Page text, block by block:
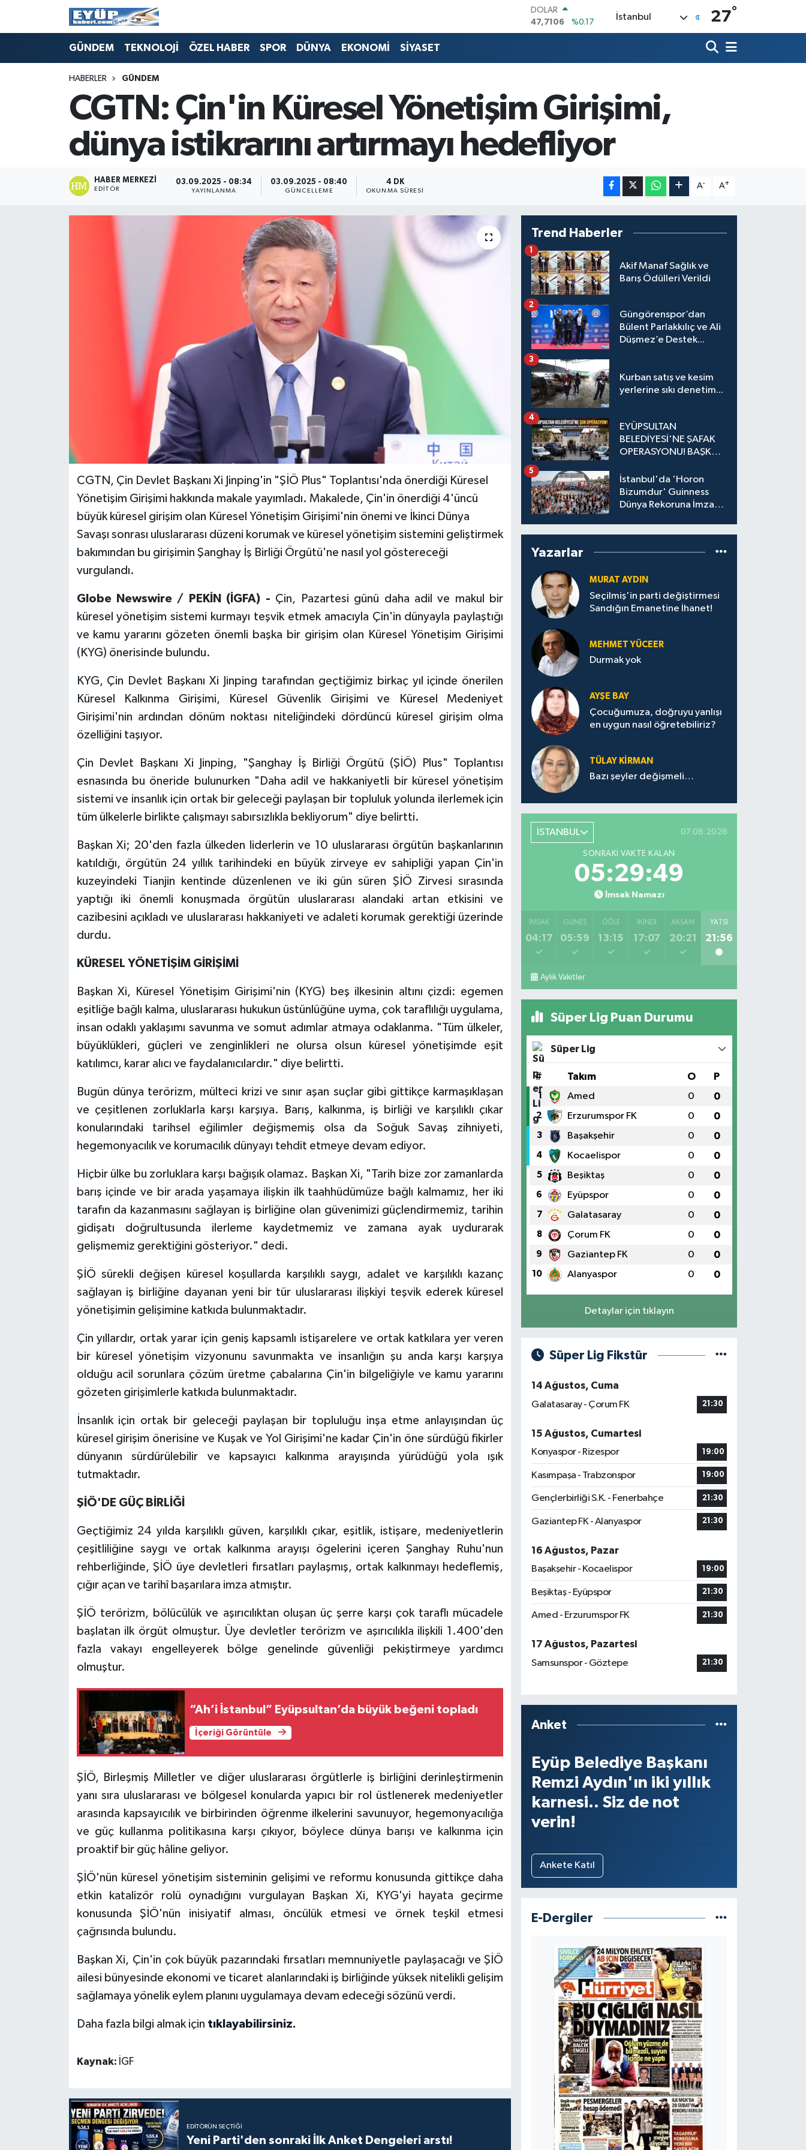
DOLAR
47,7106
%0.17
EURO
6648.99
%2.59
BİST100
13.773
%-19
BITCOIN
65.130,04
%1.2
İstanbul 27°
GÜNDEM TEKNOLOJİ ÖZEL HABER SPOR DÜNYA EKONOMİ SİYASET
HABERLER GÜNDEM
CGTN: Çin'in Küresel Yönetişim Girişimi,
dünya istikrarını artırmayı hedefliyor
HABER MERKEZI
EDITÖR
03.09.2025 - 08:34
YAYINLANMA
03.09.2025 - 08:40
GÜNCELLEME
4 DK
OKUNMA SÜRESI
A- A+
CGTN, Çin Devlet Başkanı Xi Jinping'in "ŞİÖ Plus" Toplantısı'nda önerdiği Küresel
Yönetişim Girişimi hakkında makale yayımladı. Makalede, Çin'in önerdiği 4'üncü
büyük küresel girişim olan Küresel Yönetişim Girişimi'nin önemi ve İkinci Dünya
Savaşı sonrası uluslararası düzeni korumak ve küresel yönetişim sistemini geliştirmek
bakımından bu girişimin Şanghay İş Birliği Örgütü'ne nasıl yol göstereceği
vurgulandı.
Globe Newswire / PEKİN (İGFA) - Çin, Pazartesi günü daha adil ve makul bir
küresel yönetişim sistemi kurmayı teşvik etmek amacıyla Çin'in dünyayla paylaştığı
ve kamu yararını gözeten önemli başka bir girişim olan Küresel Yönetişim Girişimi
(KYG) önerisinde bulundu.
KYG, Çin Devlet Başkanı Xi Jinping tarafından geçtiğimiz birkaç yıl içinde önerilen
Küresel Kalkınma Girişimi, Küresel Güvenlik Girişimi ve Küresel Medeniyet
Girişimi'nin ardından dönüm noktası niteliğindeki dördüncü küresel girişim olma
özelliğini taşıyor.
Çin Devlet Başkanı Xi Jinping, "Şanghay İş Birliği Örgütü (ŞİÖ) Plus" Toplantısı
esnasında bu öneride bulunurken "Daha adil ve hakkaniyetli bir küresel yönetişim
sistemi ve insanlık için ortak bir geleceği paylaşan bir topluluk yolunda ilerlemek için
tüm ülkelerle birlikte çalışmayı sabırsızlıkla bekliyorum" diye belirtti.
Başkan Xi; 20'den fazla ülkeden liderlerin ve 10 uluslararası örgütün başkanlarının
katıldığı, örgütün 24 yıllık tarihindeki en büyük zirveye ev sahipliği yapan Çin'in
kuzeyindeki Tianjin kentinde düzenlenen ve iki gün süren ŞİÖ Zirvesi sırasında
yaptığı iki önemli konuşmada örgütün uluslararası alandaki artan etkisini ve
cazibesini açıkladı ve uluslararası hakkaniyeti ve adaleti korumak gerektiği üzerinde
durdu.
KÜRESEL YÖNETİŞİM GİRİŞİMİ
Başkan Xi, Küresel Yönetişim Girişimi'nin (KYG) beş ilkesinin altını çizdi: egemen
eşitliğe bağlı kalma, uluslararası hukukun üstünlüğüne uyma, çok taraflılığı uygulama,
insan odaklı yaklaşımı savunma ve somut adımlar atmaya odaklanma. "Tüm ülkeler,
büyüklükleri, güçleri ve zenginlikleri ne olursa olsun küresel yönetişimde eşit
katılımcı, karar alıcı ve faydalanıcılardır." diye belirtti.
Bugün dünya terörizm, mülteci krizi ve sınır aşan suçlar gibi gittikçe karmaşıklaşan
ve çeşitlenen zorluklarla karşı karşıya. Barış, kalkınma, iş birliği ve karşılıklı çıkar
konularındaki tarihsel eğilimler değişmemiş olsa da Soğuk Savaş zihniyeti,
hegemonyacılık ve korumacılık dünyayı tehdit etmeye devam ediyor.
Hiçbir ülke bu zorluklara karşı bağışık olamaz. Başkan Xi, "Tarih bize zor zamanlarda
barış içinde ve bir arada yaşamaya ilişkin ilk taahhüdümüze bağlı kalmamız, her iki
tarafın da kazanmasını sağlayan iş birliğine olan güvenimizi güçlendirmemiz, tarihin
gidişatı doğrultusunda ilerleme kaydetmemiz ve zamana ayak uydurarak
gelişmemiz gerektiğini gösteriyor." dedi.
ŞİÖ sürekli değişen küresel koşullarda karşılıklı saygı, adalet ve karşılıklı kazanç
sağlayan iş birliğine dayanan yeni bir tür uluslararası ilişkiyi teşvik ederek küresel
yönetişimin gelişimine katkıda bulunmaktadır.
Çin yıllardır, ortak yarar için geniş kapsamlı istişarelere ve ortak katkılara yer veren
bir küresel yönetişim vizyonunu savunmakta ve insanlığın şu anda karşı karşıya
olduğu acil sorunlara çözüm üretme çabalarına Çin'in bilgeliğiyle ve kamu yararını
gözeten girişimlerle katkıda bulunmaktadır.
İnsanlık için ortak bir geleceği paylaşan bir topluluğu inşa etme anlayışından üç
küresel girişim önerisine ve Kuşak ve Yol Girişimi'ne kadar Çin'in öne sürdüğü fikirler
dünyanın sürdürülebilir ve kapsayıcı kalkınma arayışında yürüdüğü yola ışık
tutmaktadır.
ŞİÖ'DE GÜÇ BİRLİĞİ
Geçtiğimiz 24 yılda karşılıklı güven, karşılıklı çıkar, eşitlik, istişare, medeniyetlerin
çeşitliliğine saygı ve ortak kalkınma arayışı ögelerini içeren Şanghay Ruhu'nun
rehberliğinde, ŞİÖ üye devletleri fırsatları paylaşmış, ortak kalkınmayı hedeflemiş,
çığır açan ve tarihî başarılara imza atmıştır.
ŞİÖ terörizm, bölücülük ve aşırıcılıktan oluşan üç şerre karşı çok taraflı mücadele
başlatan ilk örgüt olmuştur. Üye devletler terörizm ve aşırıcılıkla ilişkili 1.400'den
fazla vakayı engelleyerek bölge genelinde güvenliği pekiştirmeye yardımcı
olmuştur.
“Ah’i İstanbul” Eyüpsultan’da büyük beğeni topladı
İçeriği Görüntüle
ŞİÖ, Birleşmiş Milletler ve diğer uluslararası örgütlerle iş birliğini derinleştirmenin
yanı sıra uluslararası ve bölgesel konularda yapıcı bir rol üstlenerek medeniyetler
arasında kapsayıcılık ve birbirinden öğrenme ilkelerini savunuyor, hegemonyacılığa
ve güç kullanma politikasına karşı çıkıyor, böylece dünya barışı ve kalkınma için
proaktif bir güç hâline geliyor.
ŞİÖ'nün küresel yönetişim sisteminin gelişimi ve reformu konusunda gittikçe daha
etkin katalizör rolü oynadığını vurgulayan Başkan Xi, KYG'yi hayata geçirme
konusunda ŞİÖ'nün inisiyatif alması, öncülük etmesi ve örnek teşkil etmesi
çağrısında bulundu.
Başkan Xi, Çin'in çok büyük pazarındaki fırsatları memnuniyetle paylaşacağı ve ŞİÖ
ailesi bünyesinde ekonomi ve ticaret alanlarındaki iş birliğinde yüksek nitelikli gelişim
sağlamaya yönelik eylem planını uygulamaya devam edeceği sözünü verdi.
Daha fazla bilgi almak için tıklayabilirsiniz.
Kaynak: İGF
EDITÖRÜN SEÇTIĞI
Yeni Parti'den sonraki İlk Anket Dengeleri arstı!
Trend Haberler
Akif Manaf Sağlık ve
Barış Ödülleri Verildi
1
Güngörenspor’dan
Bülent Parlakkılıç ve Ali
Düşmez’e Destek...
2
Kurban satış ve kesim
yerlerine sıkı denetim...
3
EYÜPSULTAN
BELEDİYESİ'NE ŞAFAK
OPERASYONU! BAŞKAN
KALEM MÜDÜRÜ
GÖZALTINDA
4
İstanbul'da 'Horon
Bizumdur' Guinness
Dünya Rekoruna İmza
5
Yazarlar
MURAT AYDIN
Seçilmiş'in parti değiştirmesi
Sandığın Emanetine İhanet!
MEHMET YÜCEER
Durmak yok
AYŞE BAY
Çocuğumuza, doğruyu yanlışı
en uygun nasıl öğretebiliriz?
TÜLAY KİRMAN
Bazı şeyler değişmeli…
İSTANBUL 07.08.2026
SONRAKI VAKTE KALAN
05:29:49
İmsak Namazı
İMSAK
04:17
GÜNEŞ
05:59
ÖĞLE
13:15
İKINDI
17:07
AKŞAM
20:21
YATSI
21:56
Aylık Vakitler
Süper Lig Puan Durumu
Süper Lig
# Takım O P
1 Amed 0 0
2 Erzurumspor FK 0 0
3 Başakşehir 0 0
4 Kocaelispor 0 0
5 Beşiktaş 0 0
6 Eyüpspor 0 0
7 Galatasaray 0 0
8 Çorum FK 0 0
9 Gaziantep FK 0 0
10 Alanyaspor 0 0
Detaylar için tıklayın
Süper Lig Fikstür
14 Ağustos, Cuma
Galatasaray - Çorum FK
21:30
15 Ağustos, Cumartesi
Konyaspor - Rizespor
19:00
Kasımpaşa - Trabzonspor 19:00
Gençlerbirliği S.K. - Fenerbahçe 21:30
Gaziantep FK - Alanyaspor 21:30
16 Ağustos, Pazar
Başakşehir - Kocaelispor
19:00
Beşiktaş - Eyüpspor 21:30
Amed - Erzurumspor FK 21:30
17 Ağustos, Pazartesi
Samsunspor - Göztepe
21:30
Anket
Eyüp Belediye Başkanı
Remzi Aydın'ın iki yıllık
karnesi.. Siz de not
verin!
Ankete Katıl
E-Dergiler